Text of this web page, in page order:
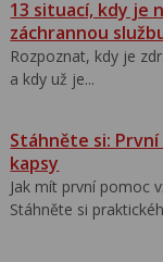
13 situací, kdy je
záchrannou
Rozpoznat, kdy je
a kdy už je...
Stáhněte si:
kapsy
Jak mít první pomoc
Stáhněte si